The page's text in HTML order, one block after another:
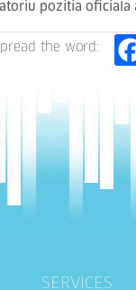
pozitia oficiala
the word:
SERVICES